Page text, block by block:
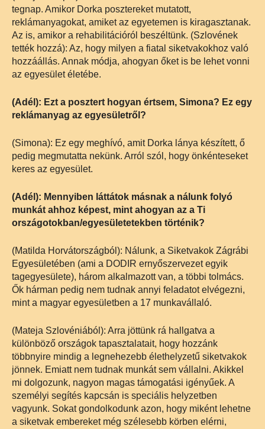
tegnap. Amikor Dorka posztereket mutatott,
reklámanyagokat, amiket az egyetemen is kiragasztanak.
Az is, amikor a rehabilitációról beszéltünk. (Szlovének
tették hozzá): Az, hogy milyen a fiatal siketvakokhoz való
hozzáállás. Annak módja, ahogyan őket is be lehet vonni
az egyesület életébe.
(Adél): Ezt a posztert hogyan értsem, Simona? Ez egy
reklámanyag az egyesületről?
(Simona): Ez egy meghívó, amit Dorka lánya készített, ő
pedig megmutatta nekünk. Arról szól, hogy önkénteseket
keres az egyesület.
(Adél): Mennyiben láttátok másnak a nálunk folyó
munkát ahhoz képest, mint ahogyan az a Ti
országotokban/egyesületetekben történik?
(Matilda Horvátországból): Nálunk, a Siketvakok Zágrábi
Egyesületében (ami a DODIR ernyőszervezet egyik
tagegyesülete), három alkalmazott van, a többi tolmács.
Ők hárman pedig nem tudnak annyi feladatot elvégezni,
mint a magyar egyesületben a 17 munkavállaló.
(Mateja Szlovéniából): Arra jöttünk rá hallgatva a
különböző országok tapasztalatait, hogy hozzánk
többnyire mindig a legnehezebb élethelyzetű siketvakok
jönnek. Emiatt nem tudnak munkát sem vállalni. Akikkel
mi dolgozunk, nagyon magas támogatási igényűek. A
személyi segítés kapcsán is speciális helyzetben
vagyunk. Sokat gondolkodunk azon, hogy miként lehetne
a siketvak embereket még szélesebb körben elérni,